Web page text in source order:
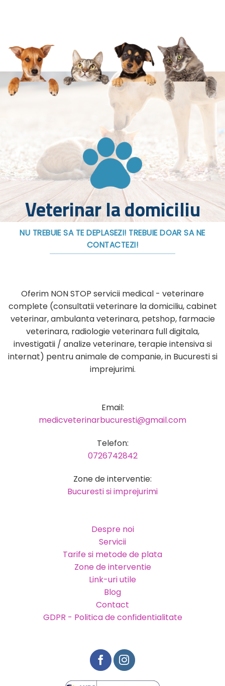
Veterinar la domiciliu
NU TREBUIE SA TE DEPLASEZI! TREBUIE DOAR SA NE
CONTACTEZI!
Oferim NON STOP servicii medical - veterinare
complete (consultatii veterinare la domiciliu, cabinet
veterinar, ambulanta veterinara, petshop, farmacie
veterinara, radiologie veterinara full digitala,
investigatii / analize veterinare, terapie intensiva si
internat) pentru animale de companie, in Bucuresti si
imprejurimi.
Email:
medicveterinarbucuresti@gmail.com
Telefon:
0726742842
Zone de interventie:
Bucuresti si imprejurimi
Despre noi
Servicii
Tarife si metode de plata
Zone de interventie
Link-uri utile
Blog
Contact
GDPR - Politica de confidentialitate